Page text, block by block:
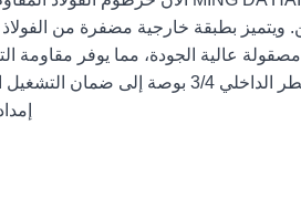
ويتميز بطبقة خارجية مضفرة من
عالية الجودة، مما يوفر مقاومة
تصميم القطر الداخلي 3/4 بوصة إلى